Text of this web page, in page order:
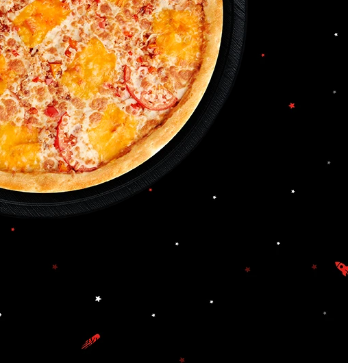
болгарский, лук маринованный, Томаты, сыр Моцарелла, сыр Чеддер
и может отличаться от фактического вида продукта)